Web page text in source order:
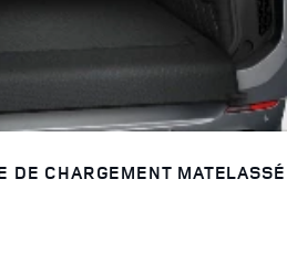
DE CHARGEMENT MATELASSÉ